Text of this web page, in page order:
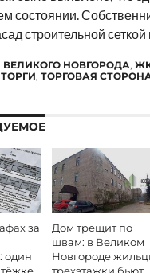
состоянии.
строительной
ВЕЛИКОГО НОВГОРОДА,
ТОРГИ, ТОРГОВАЯ
за
один
Дом трещит по
швам: в Великом
Новгороде